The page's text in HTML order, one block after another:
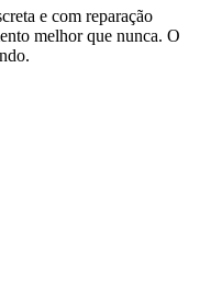
e com reparação
melhor que nunca. O